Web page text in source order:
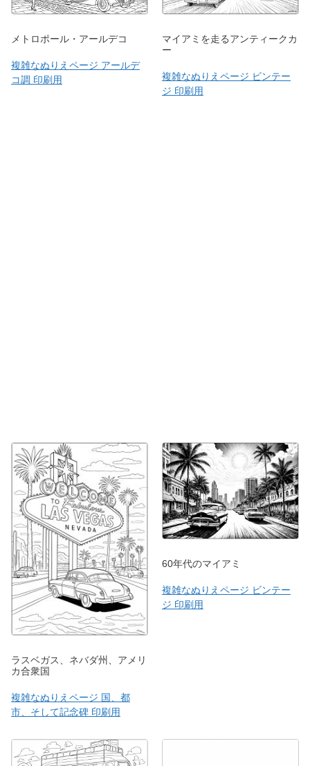
メトロポール・アールデコ
複雑なぬりえページ アールデ
コ調 印刷用
マイアミを走るアンティークカ
ー
複雑なぬりえページ ビンテー
ジ 印刷用
ラスベガス、ネバダ州、アメリ
カ合衆国
複雑なぬりえページ 国、都
市、そして記念碑 印刷用
60年代のマイアミ
複雑なぬりえページ ビンテー
ジ 印刷用